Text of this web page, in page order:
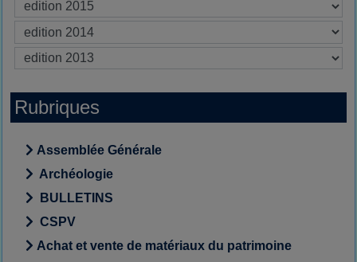
Rubriques
Assemblée Générale
Archéologie
BULLETINS
CSPV
Achat et vente de matériaux du patrimoine